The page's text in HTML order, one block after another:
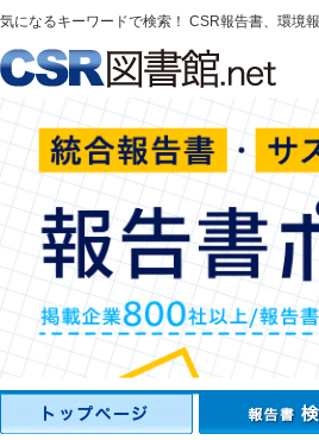
気になるキーワードで検索！ CSR報告書、環境